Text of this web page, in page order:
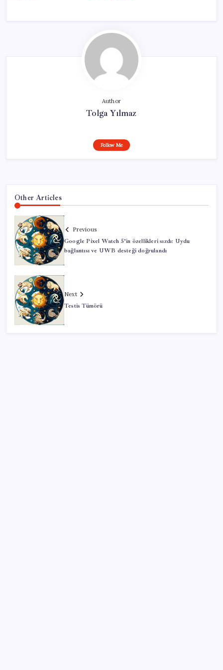
Author
Tolga Yılmaz
Follow Me
Other Articles
Previous
Google Pixel Watch 5’in özellikleri sızdı: Uydu
bağlantısı ve UWB desteği doğrulandı
Next
Testis Tümörü